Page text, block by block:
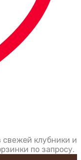
свежей клубники и
по запросу.